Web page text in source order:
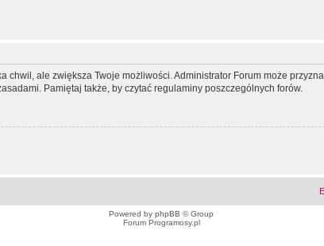
ale zwiększa Twoje możliwości. Administrator Forum może
Pamiętaj także, by czytać regulaminy poszczególnych forów.
Powered by phpBB © Group
Forum Programosy.pl